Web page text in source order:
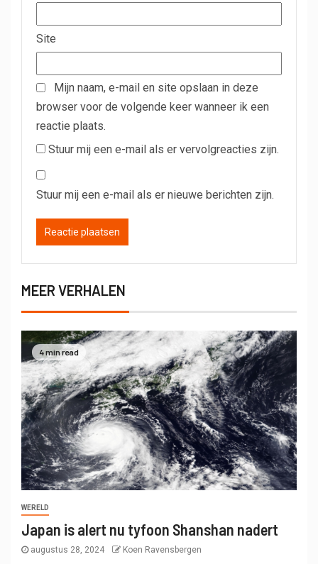
Site
Mijn naam, e-mail en site opslaan in deze
browser voor de volgende keer wanneer ik een
reactie plaats.
Stuur mij een e-mail als er vervolgreacties zijn.
Stuur mij een e-mail als er nieuwe berichten zijn.
MEER VERHALEN
4 min read
WERELD
Japan is alert nu tyfoon Shanshan nadert
augustus 28, 2024 Koen Ravensbergen